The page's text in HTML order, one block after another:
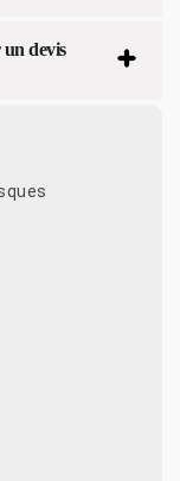
devis